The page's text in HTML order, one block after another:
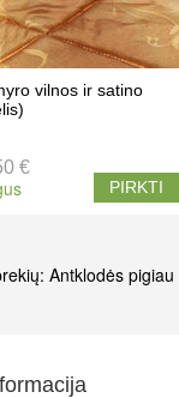
vilnos ir satino
€
PIRKTI
Antklodės pigiau